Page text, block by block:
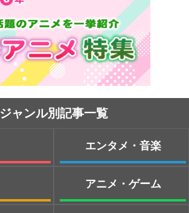
ジャンル別記事一覧
エンタメ・音楽
アニメ・ゲーム